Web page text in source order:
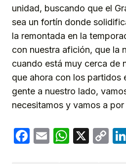
unidad, buscando que el
sea un fortín donde
la remontada en la
con nuestra afición, que la
cuando está muy cerca de
que ahora con los partidos
gente a nuestro lado,
necesitamos y vamos a
Facebook
Email X